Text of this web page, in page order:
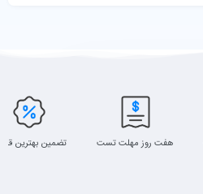
هفت روز مهلت تست تضمین بهترین